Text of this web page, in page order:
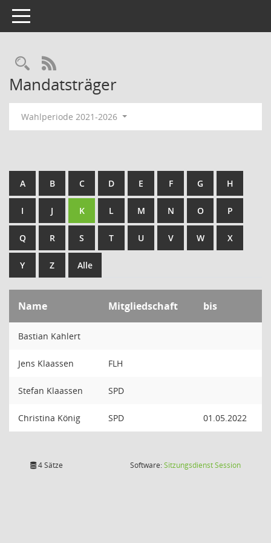
Toggle navigation
Rechercheauswahl
RSS-Feed
Mandatsträger
Wahlperiode 2021-2026
A B C D E F G H
I J K L M N O P
Q R S T U V W X
Y Z Alle
Name Mitgliedschaft bis
Bastian Kahlert
Jens Klaassen FLH
Stefan Klaassen SPD
Christina König SPD 01.05.2022
4 Sätze Software:SitzungsdienstSession(Wird in